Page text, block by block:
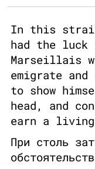
In this strait
had the luck
Marseillais
emigrate
to show
head, and
earn a
При столь